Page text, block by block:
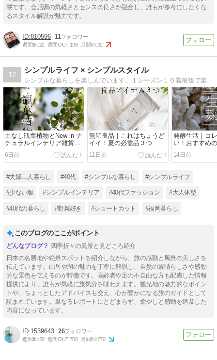
載です。会話調の気軽さとセンスの良さが融合し、誰もが参考にしたくな
るスタイル解説が魅力です。
810596 11
週間IN:22 週間OUT:196 月間IN:92
12
シンプルライフ × シンプルスタイル
シンプルな暮らしを楽しんでいます。１シーズン１０着前後で楽しむアイテム選びや選び方のコツを紹介しています＾＾
土なし観葉植物とNew in ナ
チュラルインテリア雑貨
【PR】
6日前
無印良品｜これはちょうど
イイ！夏の必需品３つ
11日前
発酵生活｜コ
い！おすすめ
14日前
#夫婦二人暮らし #40代 #シンプルな暮らし #シンプルライフ
#少ない服 #シンプルインテリア #40代ファッション #大人体型
#40代の暮らし #野菜好き #ショートカット #福岡暮らし
このブログのここがポイント
四季折々の風景と見どころ紹介
日本の名勝地や絶景スポットを紹介しながら、旅の感動と風景の美しさを
伝えています。山岳や湖の魅力を丁寧に解説し、自然の素晴らしさや感動
的な景色を伝えるのが特徴です。高齢者や足の不自由な方も配慮した情報
提供により、誰もが気軽に旅気分を味わえます。観光地の魅力的なポイン
トや、ちょっとしたアドバイスも交え、心が豊かになる旅のガイドとして
読まれています。単なるレポートにとどまらず、癒やしと感動を追及した
内容になっています。
1539643 26
週間IN:20 週間OUT:700 月間IN:270